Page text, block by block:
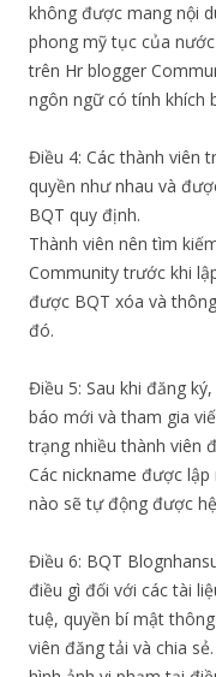
không được mang nội
phong mỹ tục của
trên Hr blogger
ngôn ngữ có tính khích
Điều 4: Các thành viên
quyền như nhau và
BQT quy định.
Thành viên nên tìm
Community trước khi
được BQT xóa và
đó.
Điều 5: Sau khi đăng
báo mới và tham gia
trạng nhiều thành viên
Các nickname được
nào sẽ tự động được
Điều 6: BQT
điều gì đối với các tài
tuệ, quyền bí mật
viên đăng tải và chia